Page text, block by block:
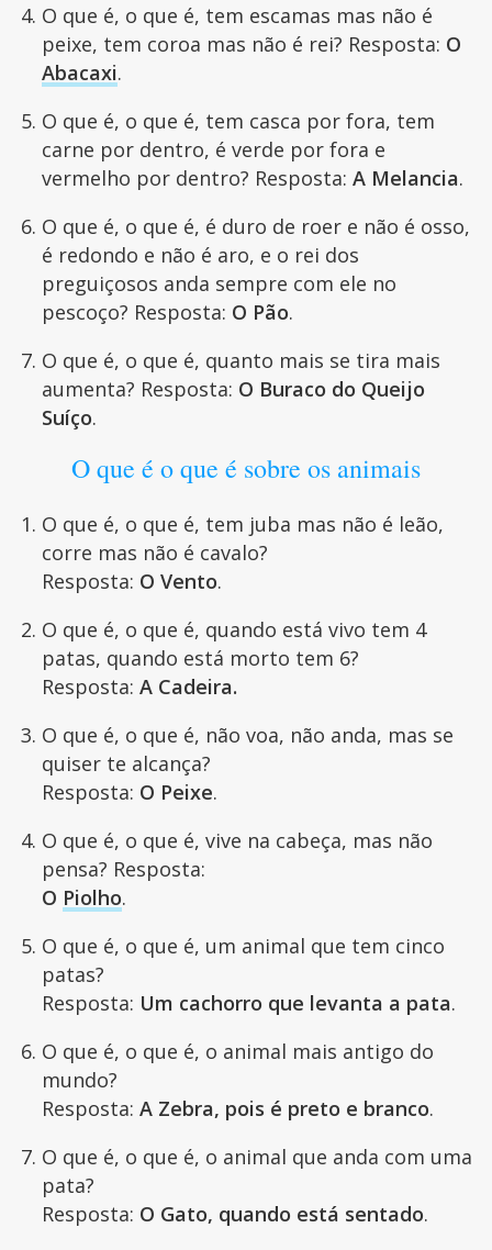
O que é, o que é, tem escamas mas não é
peixe, tem coroa mas não é rei? Resposta: O
Abacaxi.
O que é, o que é, tem casca por fora, tem
carne por dentro, é verde por fora e
vermelho por dentro? Resposta: A Melancia.
O que é, o que é, é duro de roer e não é osso,
é redondo e não é aro, e o rei dos
preguiçosos anda sempre com ele no
pescoço? Resposta: O Pão.
O que é, o que é, quanto mais se tira mais
aumenta? Resposta: O Buraco do Queijo
Suíço.
O que é o que é sobre os animais
O que é, o que é, tem juba mas não é leão,
corre mas não é cavalo?
Resposta: O Vento.
O que é, o que é, quando está vivo tem 4
patas, quando está morto tem 6?
Resposta: A Cadeira.
O que é, o que é, não voa, não anda, mas se
quiser te alcança?
Resposta: O Peixe.
O que é, o que é, vive na cabeça, mas não
pensa? Resposta:
O Piolho.
O que é, o que é, um animal que tem cinco
patas?
Resposta: Um cachorro que levanta a pata.
O que é, o que é, o animal mais antigo do
mundo?
Resposta: A Zebra, pois é preto e branco.
O que é, o que é, o animal que anda com uma
pata?
Resposta: O Gato, quando está sentado.